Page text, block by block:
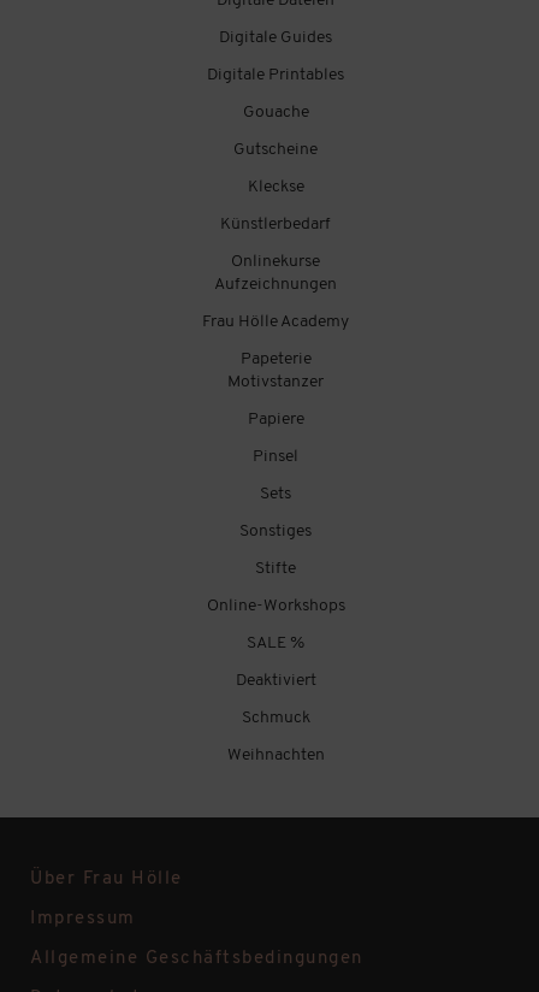
Digitale Guides
Digitale Printables
Gouache
Gutscheine
Kleckse
Künstlerbedarf
Onlinekurse
Aufzeichnungen
Frau Hölle Academy
Papeterie
Motivstanzer
Papiere
Pinsel
Sets
Sonstiges
Stifte
Online-Workshops
SALE %
Deaktiviert
Schmuck
Weihnachten
Über Frau Hölle
Impressum
Allgemeine Geschäftsbedingungen